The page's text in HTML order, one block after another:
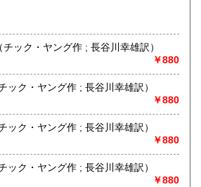
385円 大分県 385円
385円 鹿児島県 385円
ください。
趣味、サブカルチャー、古書一般（そ
ブロンデイ 第10集 （チック・ヤング作 ; 長谷川幸雄訳）
￥880
ンデイ 第9集 （チック・ヤング作 ; 長谷川幸雄訳）
￥880
ンデイ 第8集 （チック・ヤング作 ; 長谷川幸雄訳）
￥880
ンデイ 第7集 （チック・ヤング作 ; 長谷川幸雄訳）
￥880